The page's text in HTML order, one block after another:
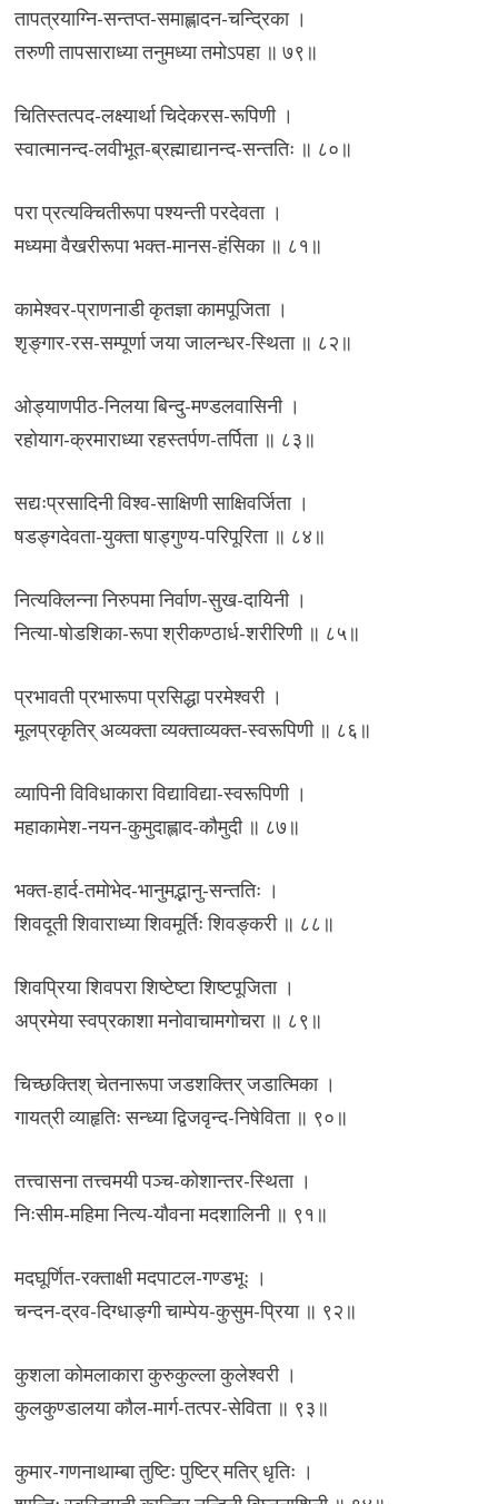
तापत्रयाग्नि-सन्तप्त-समाह्लादन-चन्द्रिका ।
तरुणी तापसाराध्या तनुमध्या तमोऽपहा ॥ ७९॥
चितिस्तत्पद-लक्ष्यार्था चिदेकरस-रूपिणी ।
स्वात्मानन्द-लवीभूत-ब्रह्माद्यानन्द-सन्ततिः ॥ ८०॥
परा प्रत्यक्चितीरूपा पश्यन्ती परदेवता ।
मध्यमा वैखरीरूपा भक्त-मानस-हंसिका ॥ ८१॥
कामेश्वर-प्राणनाडी कृतज्ञा कामपूजिता ।
श‍ृङ्गार-रस-सम्पूर्णा जया जालन्धर-स्थिता ॥ ८२॥
ओड्याणपीठ-निलया बिन्दु-मण्डलवासिनी ।
रहोयाग-क्रमाराध्या रहस्तर्पण-तर्पिता ॥ ८३॥
सद्यःप्रसादिनी विश्व-साक्षिणी साक्षिवर्जिता ।
षडङ्गदेवता-युक्ता षाड्गुण्य-परिपूरिता ॥ ८४॥
नित्यक्लिन्ना निरुपमा निर्वाण-सुख-दायिनी ।
नित्या-षोडशिका-रूपा श्रीकण्ठार्ध-शरीरिणी ॥ ८५॥
प्रभावती प्रभारूपा प्रसिद्धा परमेश्वरी ।
मूलप्रकृतिर् अव्यक्ता व्यक्ताव्यक्त-स्वरूपिणी ॥ ८६॥
व्यापिनी विविधाकारा विद्याविद्या-स्वरूपिणी ।
महाकामेश-नयन-कुमुदाह्लाद-कौमुदी ॥ ८७॥
भक्त-हार्द-तमोभेद-भानुमद्भानु-सन्ततिः ।
शिवदूती शिवाराध्या शिवमूर्तिः शिवङ्करी ॥ ८८॥
शिवप्रिया शिवपरा शिष्टेष्टा शिष्टपूजिता ।
अप्रमेया स्वप्रकाशा मनोवाचामगोचरा ॥ ८९॥
चिच्छक्तिश् चेतनारूपा जडशक्तिर् जडात्मिका ।
गायत्री व्याहृतिः सन्ध्या द्विजवृन्द-निषेविता ॥ ९०॥
तत्त्वासना तत्त्वमयी पञ्च-कोशान्तर-स्थिता ।
निःसीम-महिमा नित्य-यौवना मदशालिनी ॥ ९१॥
मदघूर्णित-रक्ताक्षी मदपाटल-गण्डभूः ।
चन्दन-द्रव-दिग्धाङ्गी चाम्पेय-कुसुम-प्रिया ॥ ९२॥
कुशला कोमलाकारा कुरुकुल्ला कुलेश्वरी ।
कुलकुण्डालया कौल-मार्ग-तत्पर-सेविता ॥ ९३॥
कुमार-गणनाथाम्बा तुष्टिः पुष्टिर् मतिर् धृतिः ।